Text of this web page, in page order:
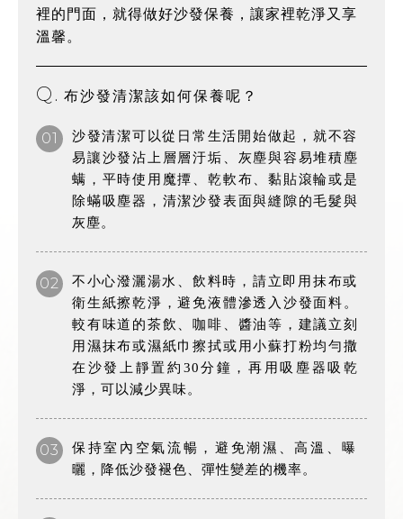
裡的門面，就得做好沙發保養，讓家裡乾淨又享
溫馨。
Q. 布沙發清潔該如何保養呢？
01
沙發清潔可以從日常生活開始做起，就不容
易讓沙發沾上層層汙垢、灰塵與容易堆積塵
螨，平時使用魔撢、乾軟布、黏貼滾輪或是
除蟎吸塵器，清潔沙發表面與縫隙的毛髮與
灰塵。
02
不小心潑灑湯水、飲料時，請立即用抹布或
衛生紙擦乾淨，避免液體滲透入沙發面料。
較有味道的茶飲、咖啡、醬油等，建議立刻
用濕抹布或濕紙巾擦拭或用小蘇打粉均勻撒
在沙發上靜置約30分鐘，再用吸塵器吸乾
淨，可以減少異味。
03
保持室內空氣流暢，避免潮濕、高溫、曝
曬，降低沙發褪色、彈性變差的機率。